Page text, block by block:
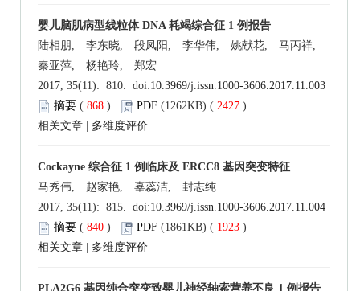
婴儿脑肌病型线粒体 DNA 耗竭综合征 1 例报告
陆相朋, 李东晓, 段凤阳, 李华伟, 姚献花, 马丙祥,
秦亚萍, 杨艳玲, 郑宏
2017, 35(11): 810. doi:10.3969/j.issn.1000-3606.2017.11.003
摘要 ( 868 ) PDF (1262KB) ( 2427 )
相关文章
多维度评价
Cockayne 综合征 1 例临床及 ERCC8 基因突变特征
马秀伟, 赵家艳, 辜蕊洁, 封志纯
2017, 35(11): 815. doi:10.3969/j.issn.1000-3606.2017.11.004
摘要 ( 840 ) PDF (1861KB) ( 1923 )
相关文章
多维度评价
PLA2G6 基因纯合突变致婴儿神经轴索营养不良 1 例报告